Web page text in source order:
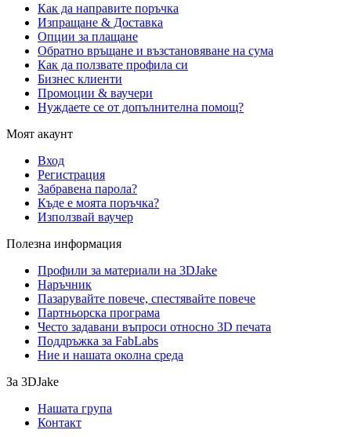
Как да направите поръчка
Изпращане & Доставка
Опции за плащане
Обратно връщане и възстановяване на сума
Как да ползвате профила си
Бизнес клиенти
Промоции & ваучери
Нуждаете се от допълнителна помощ?
Моят акаунт
Вход
Регистрация
Забравена парола?
Къде е моята поръчка?
Използвай ваучер
Полезна информация
Профили за материали на 3DJake
Наръчник
Пазарувайте повече, спестявайте повече
Партньорска програма
Често задавани въпроси относно 3D печата
Поддръжка за FabLabs
Ние и нашата околна среда
За 3DJake
Нашата група
Контакт